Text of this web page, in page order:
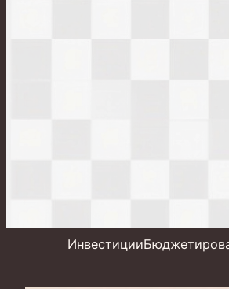
Инвестиции